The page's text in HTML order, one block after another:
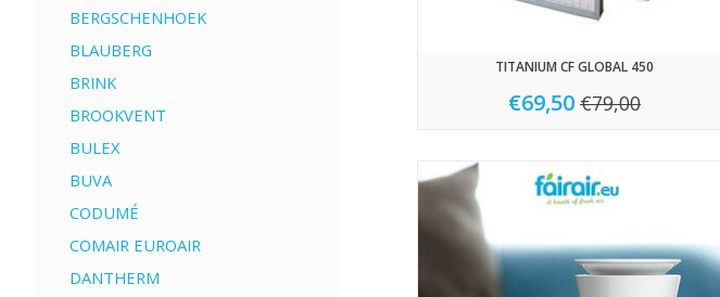
BERGSCHENHOEK
BLAUBERG
BRINK
BROOKVENT
BULEX
BUVA
CODUMÉ
COMAIR EUROAIR
DANTHERM
TITANIUM CF GLOBAL 450
€69,50 €79,00